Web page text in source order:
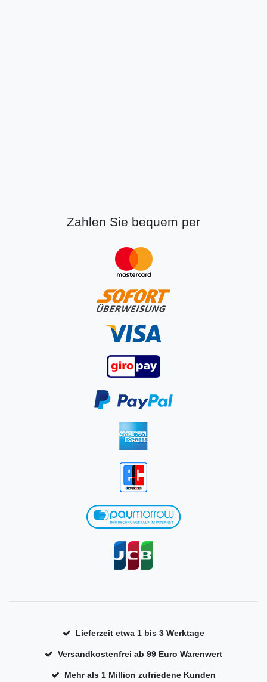
Zahlen Sie bequem per
Lieferzeit etwa 1 bis 3 Werktage
Versandkostenfrei ab 99 Euro Warenwert
Mehr als 1 Million zufriedene Kunden